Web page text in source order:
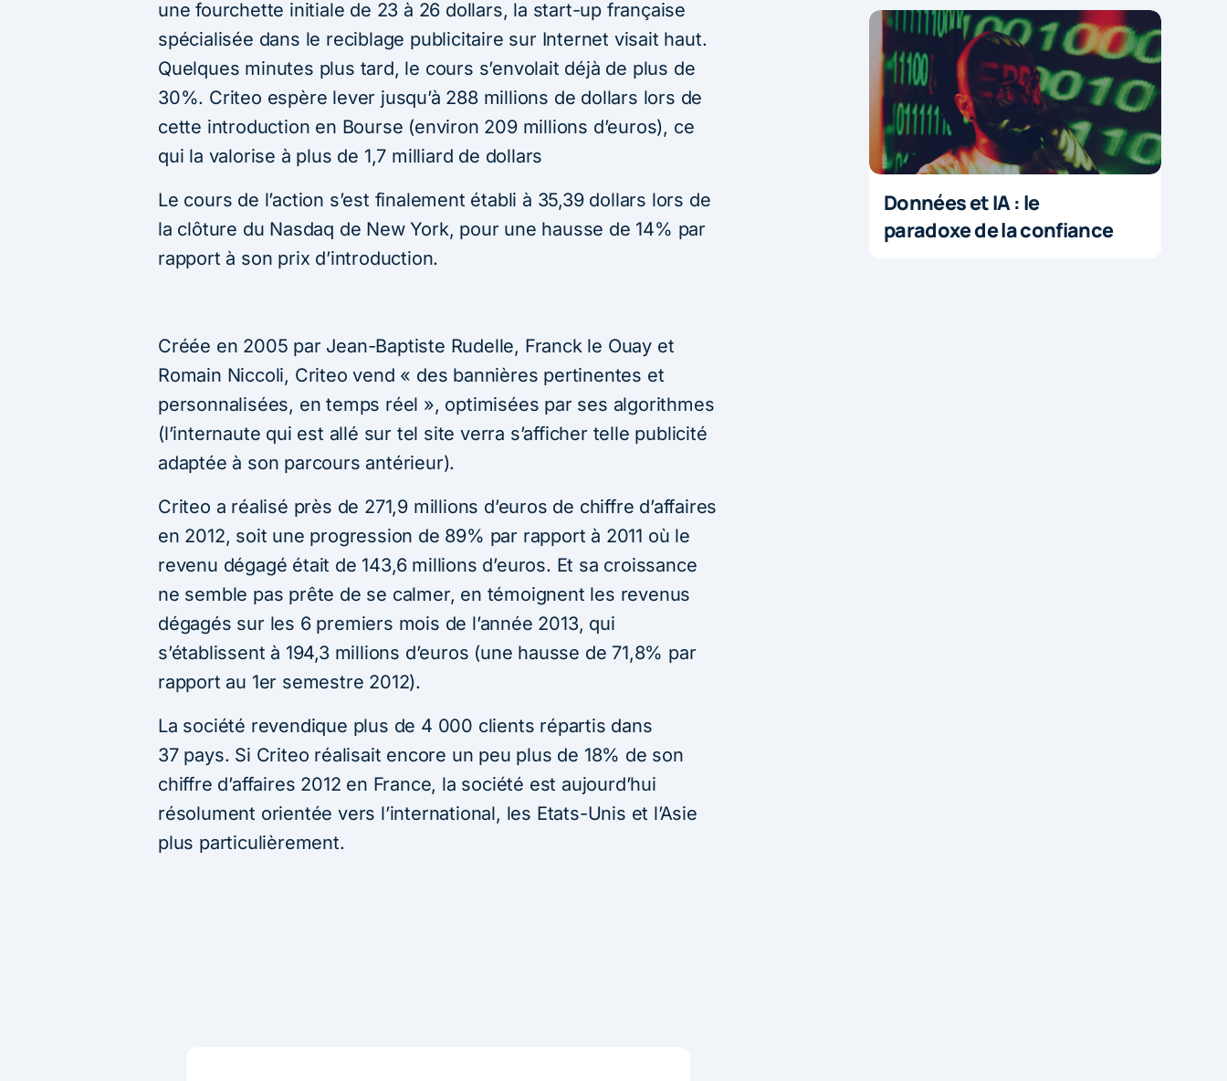
une fourchette initiale de 23 à 26 dollars, la start-up française
spécialisée dans le reciblage publicitaire sur Internet visait haut.
Quelques minutes plus tard, le cours s’envolait déjà de plus de
30%. Criteo espère lever jusqu’à 288 millions de dollars lors de
cette introduction en Bourse (environ 209 millions d’euros), ce
qui la valorise à plus de 1,7 milliard de dollars
Le cours de l’action s’est finalement établi à 35,39 dollars lors de
la clôture du Nasdaq de New York, pour une hausse de 14% par
rapport à son prix d’introduction.
Créée en 2005 par Jean-Baptiste Rudelle, Franck le Ouay et
Romain Niccoli, Criteo vend « des bannières pertinentes et
personnalisées, en temps réel », optimisées par ses algorithmes
(l’internaute qui est allé sur tel site verra s’afficher telle publicité
adaptée à son parcours antérieur).
Criteo a réalisé près de 271,9 millions d’euros de chiffre d’affaires
en 2012, soit une progression de 89% par rapport à 2011 où le
revenu dégagé était de 143,6 millions d’euros. Et sa croissance
ne semble pas prête de se calmer, en témoignent les revenus
dégagés sur les 6 premiers mois de l’année 2013, qui
s’établissent à 194,3 millions d’euros (une hausse de 71,8% par
rapport au 1er semestre 2012).
La société revendique plus de 4 000 clients répartis dans
37 pays. Si Criteo réalisait encore un peu plus de 18% de son
chiffre d’affaires 2012 en France, la société est aujourd’hui
résolument orientée vers l’international, les Etats-Unis et l’Asie
plus particulièrement.
Données et IA : le
paradoxe de la confiance